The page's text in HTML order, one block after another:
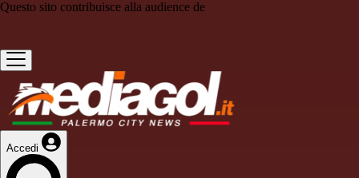
Questo sito contribuisce alla audience de
Accedi